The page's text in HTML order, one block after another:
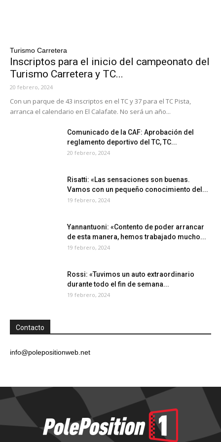
Turismo Carretera
Inscriptos para el inicio del campeonato del
Turismo Carretera y TC...
20 febrero, 2024
Con un parque de 43 inscriptos en el TC y 37 para el TC Pista,
arranca el calendario en El Calafate. No será un año...
Comunicado de la CAF: Aprobación del
reglamento deportivo del TC, TC...
20 febrero, 2024
Risatti: «Las sensaciones son buenas.
Vamos con un pequeño conocimiento del...
19 febrero, 2024
Yannantuoni: «Contento de poder arrancar
de esta manera, hemos trabajado mucho...
19 febrero, 2024
Rossi: «Tuvimos un auto extraordinario
durante todo el fin de semana...
19 febrero, 2024
Contacto
info@polepositionweb.net